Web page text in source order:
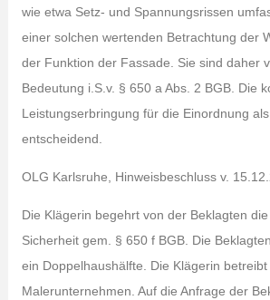
wie etwa Setz- und Spannungsrissen
einer solchen wertenden Betrachtung der
der Funktion der Fassade. Sie sind daher
Bedeutung i.S.v. § 650 a Abs. 2 BGB. Die
Leistungserbringung für die Einordnung
entscheidend.
OLG Karlsruhe, Hinweisbeschluss v.
Die Klägerin begehrt von der Beklagten
Sicherheit gem. § 650 f BGB. Die
ein Doppelhaushälfte. Die Klägerin betreibt
Malerunternehmen. Auf die Anfrage der